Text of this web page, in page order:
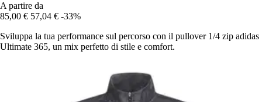
A partire da
85,00 € 57,04 € -33%
Sviluppa la tua performance sul percorso con il pullover 1/4 zip adidas
Ultimate 365, un mix perfetto di stile e comfort.